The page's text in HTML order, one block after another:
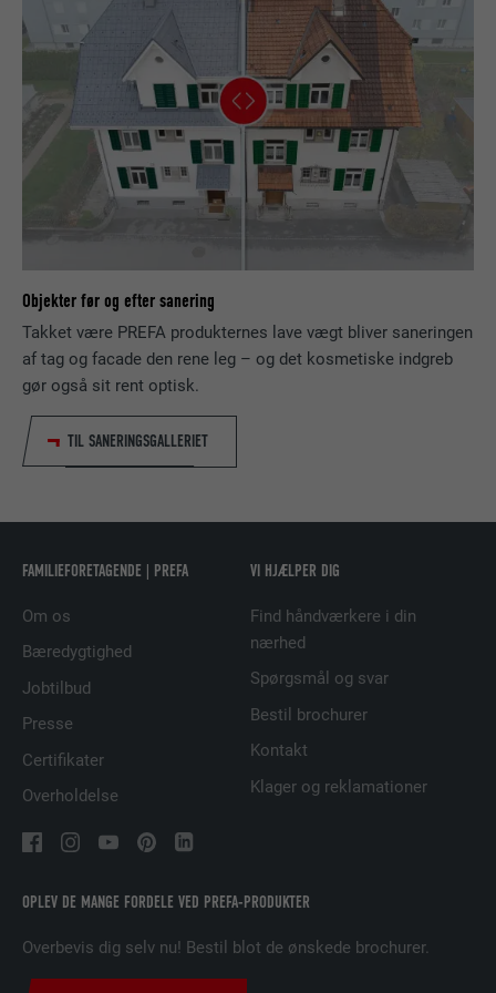
Objekter før og efter sanering
Takket være PREFA produkternes lave vægt bliver saneringen
af tag og facade den rene leg – og det kosmetiske indgreb
gør også sit rent optisk.
TIL SANERINGSGALLERIET
OPLEV DE MANGE FORDELE VED PREFA-PRODUKTER
Overbevis dig selv nu! Bestil blot de ønskede brochurer.
FAMILIEFORETAGENDE | PREFA
Om os
Bæredygtighed
Jobtilbud
Presse
Certifikater
Overholdelse
VI HJÆLPER DIG
Find håndværkere i din
nærhed
Spørgsmål og svar
Bestil brochurer
Kontakt
Klager og reklamationer
besøgende bruger webstedet.
_gaexp
UDBYDER Google Optimize
90 dage
Gemmer det sprog, som brugeren har
valgt, på et websted.
lang
UDBYDER LinkedIn
FORLØB Session
FORMÅL
indeholder et indlejret "Følg os"-vindue.
NAVN bcookie
UDBYDER LinkedIn
FORLØB 2 år
Bruges af den sociale netværkstjeneste
NAVN
FORLØB
Bruges af den sociale netværkstjeneste